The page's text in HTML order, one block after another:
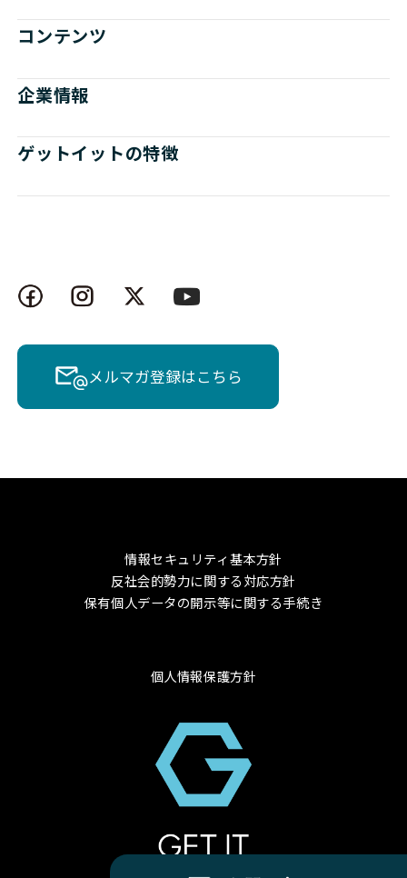
コンテンツ
企業情報
ゲットイットの特徴
メルマガ登録はこちら
情報セキュリティ基本方針
反社会的勢力に関する対応方針
保有個人データの開示等に関する手続き
個人情報保護方針